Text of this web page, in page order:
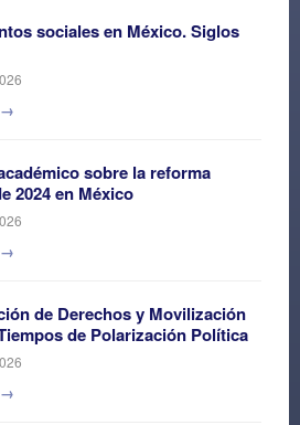
sociales en México. Siglos
→
sobre la reforma
2024 en México
→
de Derechos y Movilización
de Polarización Política
→